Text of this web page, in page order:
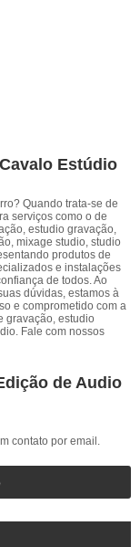
Estúdio
Quando trata-se de
serviços como o de
estudio gravação,
mixage studio, studio
produtos de
e instalações
de todos. Ao
dúvidas, estamos à
e comprometido com a
gravação, estudio
Fale com nossos
de Audio
contato por email.